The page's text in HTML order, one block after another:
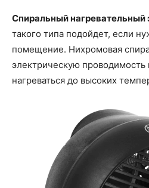
Спиральный нагревательный
такого типа подойдет, если
помещение. Нихромовая
электрическую
нагреваться до высоких